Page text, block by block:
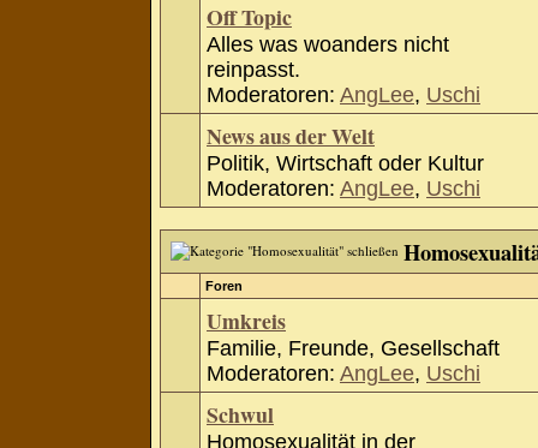
Off Topic
Alles was woanders nicht
reinpasst.
Moderatoren: AngLee, Uschi
News aus der Welt
Politik, Wirtschaft oder Kultur
Moderatoren: AngLee, Uschi
Foren
Umkreis
Familie, Freunde, Gesellschaft
Moderatoren: AngLee, Uschi
Schwul
Homosexualität in der